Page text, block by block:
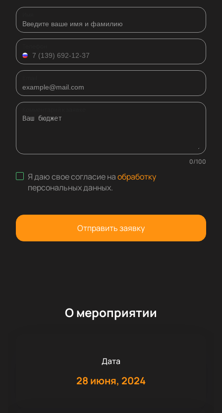
0/100
Я даю свое согласие наобработку
персональных данных.
Отправить заявку
О мероприятии
Дата
28 июня, 2024